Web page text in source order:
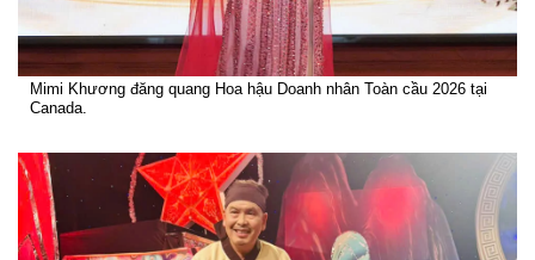
Mimi Khương đăng quang Hoa hậu Doanh nhân Toàn cầu 2026 tại
Canada.